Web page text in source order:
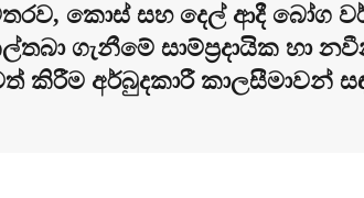
කොස් සහ දෙල් ආදී බෝග
ගැනීමේ සාම්ප්‍රදායික හා
කිරීම අර්බුදකාරී කාලසීමාවන්